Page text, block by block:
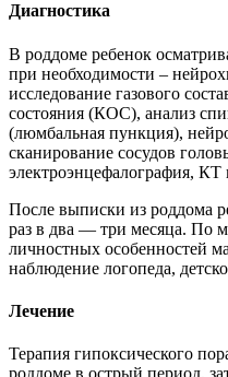
Диагностика
В роддоме ребенок
при необходимости –
исследование газового
состояния (КОС), анализ
(люмбальная пункция),
сканирование сосудов
электроэнцефалография,
После выписки из роддома
раз в два — три месяца. По
личностных особенностей
наблюдение логопеда,
Лечение
Терапия гипоксического